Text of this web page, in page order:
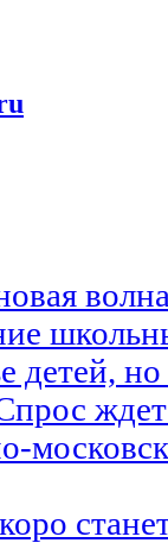
детей,